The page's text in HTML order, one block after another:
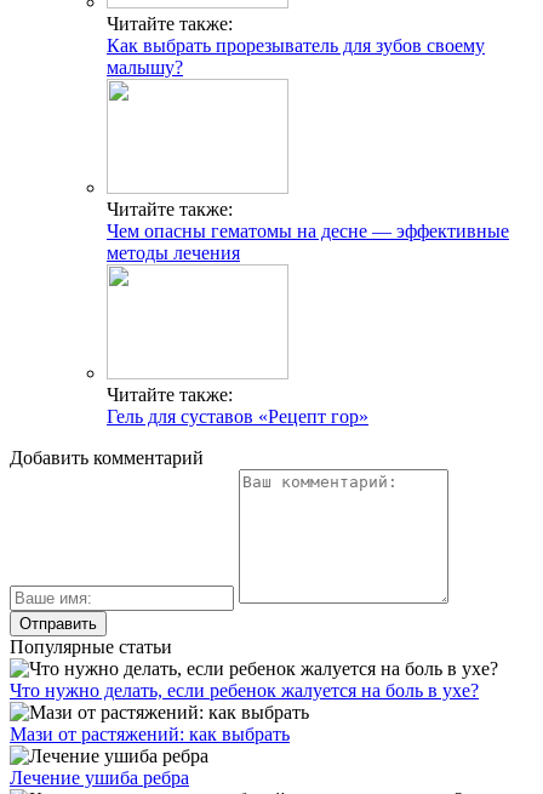
Читайте также:
Как выбрать прорезыватель для зубов своему
малышу?
Читайте также:
Чем опасны гематомы на десне — эффективные
методы лечения
Читайте также:
Гель для суставов «Рецепт гор»
Добавить комментарий
Популярные статьи
Что нужно делать, если ребенок жалуется на боль в ухе?
Мази от растяжений: как выбрать
Лечение ушиба ребра